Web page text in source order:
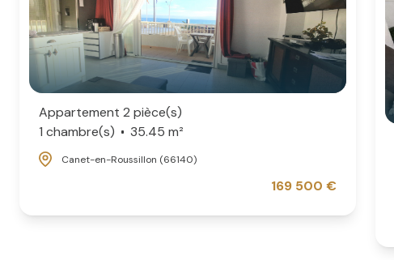
Appartement 2 pièce(s)
1 chambre(s)
35.45 m²
Canet-en-Roussillon (66140)
169 500 €